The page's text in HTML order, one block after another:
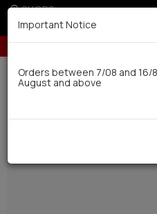
SHOPS
orders over 250€ for EU & 300€ for non EU
Delivery in 7-9
Important Notice
Orders between 7/08 and 16/
August and above